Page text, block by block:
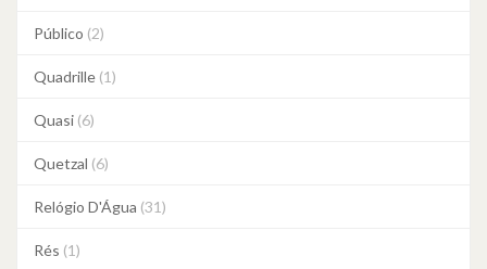
Público (2)
Quadrille (1)
Quasi (6)
Quetzal (6)
Relógio D'Água (31)
Rés (1)